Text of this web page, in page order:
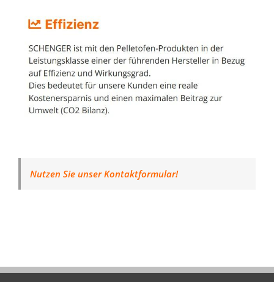
Nutzen Sie unser Kontaktformular!